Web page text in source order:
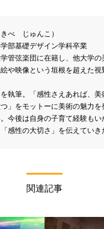
べ　じゅんこ）
部基礎デザイン学科卒業
管弦楽団に在籍し、他大学の
や映像という垣根を超えた視
執筆。「感性さえあれば、美
」をモットーに美術の魅力を
今後は自身の子育て経験も
感性の大切さ」を伝えていき
関連記事